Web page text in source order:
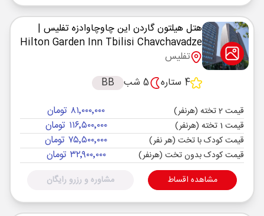
هتل هیلتون گاردن این چاوچاوادزه تفلیس |
Hilton Garden Inn Tbilisi Chavchavadze
تفلیس
4 ستاره
5 شب BB
قیمت 2 تخته (هرنفر) ۸۱٬۰۰۰٬۰۰۰ تومان
قیمت 1 تخته (هرنفر) ۱۱۶٬۵۰۰٬۰۰۰ تومان
قیمت کودک با تخت (هر نفر) ۷۵٬۵۰۰٬۰۰۰ تومان
قیمت کودک بدون تخت (هرنفر) ۳۲٬۹۰۰٬۰۰۰ تومان
مشاهده اقساط مشاوره و رزرو رایگان